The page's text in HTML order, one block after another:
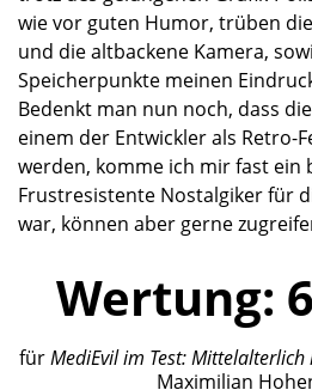
Wertung:
fürMediEvilim Test: Mittelalterlich
Maximilian